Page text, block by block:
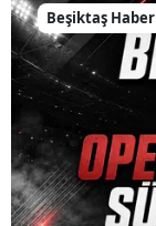
Beşiktaş Haber